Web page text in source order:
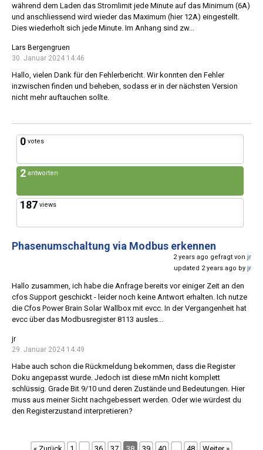
während dem Laden das Stromlimit jede Minute auf das Minimum (6A)
und anschliessend wird wieder das Maximum (hier 12A) eingestellt.
Dies wiederholt sich jede Minute. Im Anhang sind zw...
Lars Bergengruen
30. Januar 2024 14:46
Hallo, vielen Dank für den Fehlerbericht. Wir konnten den Fehler
inzwischen finden und beheben, sodass er in der nächsten Version
nicht mehr auftauchen sollte.
0 votes
2 antworten
187 views
Phasenumschaltung via Modbus erkennen
2 years ago gefragt von jr
updated 2 years ago by jr
Hallo zusammen, ich habe die Anfrage bereits vor einiger Zeit an den
cfos Support geschickt - leider noch keine Antwort erhalten. Ich nutze
die Cfos Power Brain Solar Wallbox mit evcc. In der Vergangenheit hat
evcc über das Modbusregister 8113 ausles...
jr
29. Januar 2024 14:49
Habe auch schon die Rückmeldung bekommen, dass die Register
Doku angepasst wurde. Jedoch ist diese mMn nicht komplett
schlüssig. Grade Bit 9/10 und deren Zustände und Bedeutungen. Hier
muss aus meiner Sicht nachgebessert werden. Oder wie würdest du
den Registerzustand interpretieren?